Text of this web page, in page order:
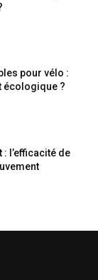
pour vélo :
écologique ?
l’efficacité de